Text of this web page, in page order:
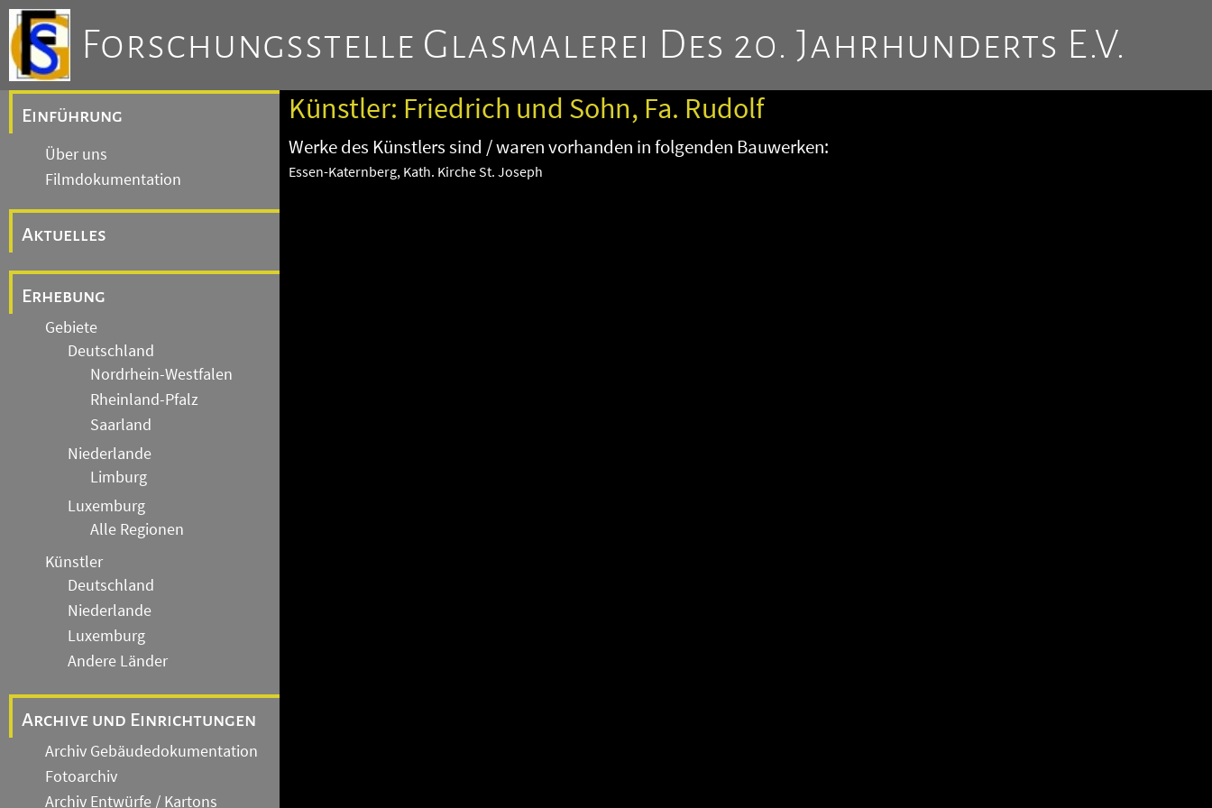
Forschungsstelle Glasmalerei Des 20. Jahrhunderts E.V.
Einführung
Über uns
Filmdokumentation
Aktuelles
Erhebung
Gebiete
Deutschland
Nordrhein-Westfalen
Rheinland-Pfalz
Saarland
Niederlande
Limburg
Luxemburg
Alle Regionen
Künstler
Deutschland
Niederlande
Luxemburg
Andere Länder
Archive und Einrichtungen
Archiv Gebäudedokumentation
Fotoarchiv
Archiv Entwürfe / Kartons
Künstler: Friedrich und Sohn, Fa. Rudolf
Werke des Künstlers sind / waren vorhanden in folgenden Bauwerken:
Essen-Katernberg, Kath. Kirche St. Joseph